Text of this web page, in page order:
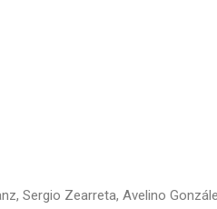
Sergio Zearreta, Avelino